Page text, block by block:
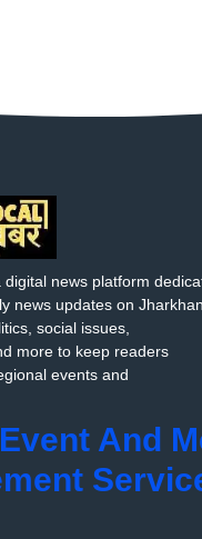
digital news platform
news updates on
social issues,
more to keep readers
events and
And